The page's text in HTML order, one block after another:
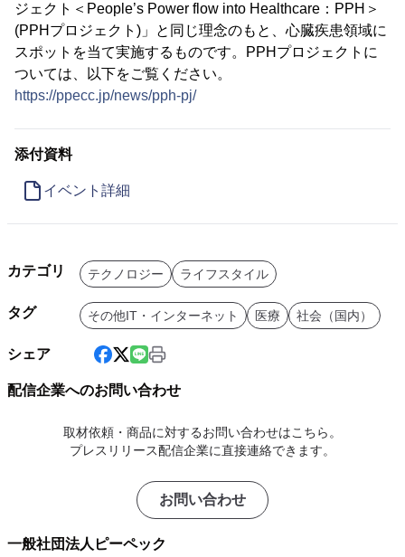
ジェクト＜People’s Power flow into Healthcare：PPH＞
(PPHプロジェクト)」と同じ理念のもと、心臓疾患領域に
スポットを当て実施するものです。PPHプロジェクトに
ついては、以下をご覧ください。
https://ppecc.jp/news/pph-pj/
添付資料
イベント詳細
カテゴリ テクノロジー ライフスタイル
タグ その他IT・インターネット 医療 社会（国内）
シェア
配信企業へのお問い合わせ
取材依頼・商品に対するお問い合わせはこちら。
プレスリリース配信企業に直接連絡できます。
お問い合わせ
一般社団法人ピーペック